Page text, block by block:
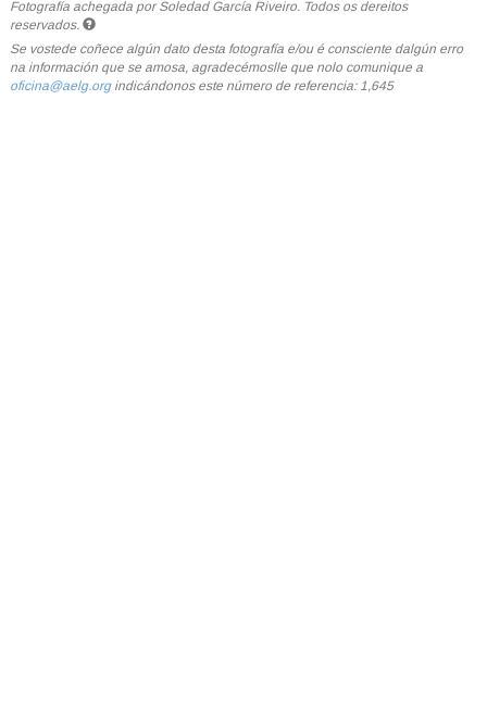
Fotografía achegada por Soledad García Riveiro. Todos os dereitos
reservados.
Se vostede coñece algún dato desta fotografía e/ou é consciente dalgún erro
na información que se amosa, agradecémoslle que nolo comunique a
oficina@aelg.orgindicándonos este número de referencia: 1,645